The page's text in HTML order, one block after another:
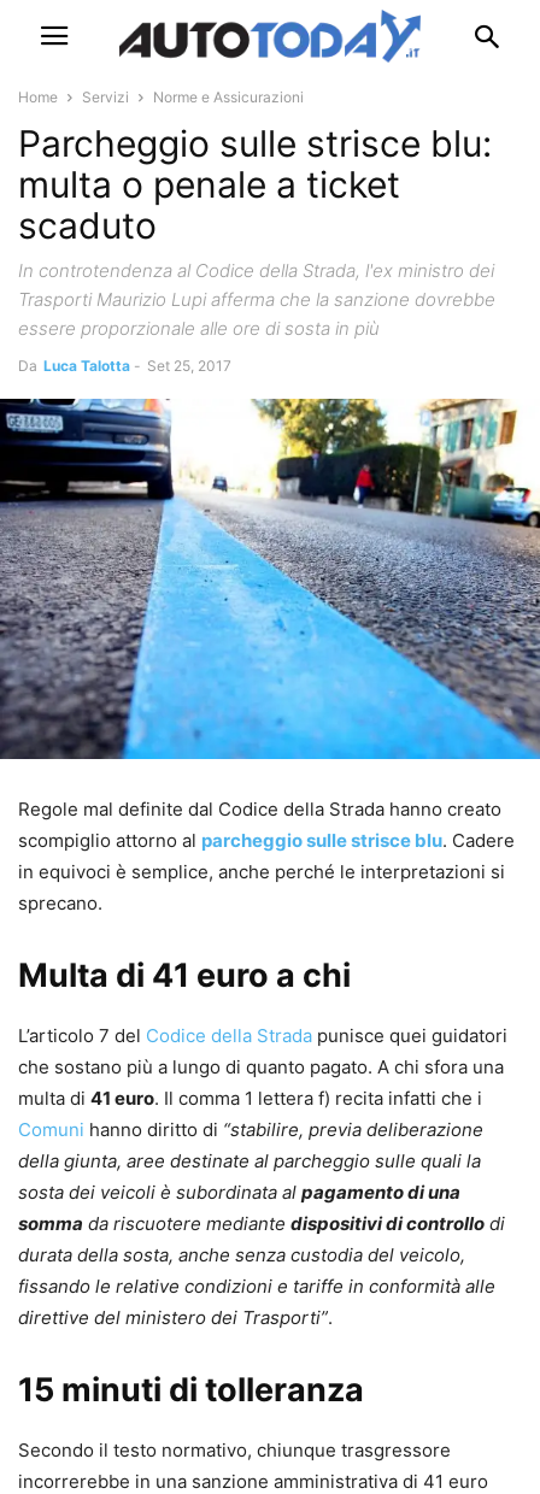
Home Servizi Norme e Assicurazioni
Parcheggio sulle strisce blu:
multa o penale a ticket
scaduto
In controtendenza al Codice della Strada, l'ex ministro dei
Trasporti Maurizio Lupi afferma che la sanzione dovrebbe
essere proporzionale alle ore di sosta in più
Da Luca Talotta - Set 25, 2017
Regole mal definite dal Codice della Strada hanno creato
scompiglio attorno al parcheggio sulle strisce blu. Cadere
in equivoci è semplice, anche perché le interpretazioni si
sprecano.
Multa di 41 euro a chi
L’articolo 7 del Codice della Strada punisce quei guidatori
che sostano più a lungo di quanto pagato. A chi sfora una
multa di 41 euro. Il comma 1 lettera f) recita infatti che i
Comuni hanno diritto di “stabilire, previa deliberazione
della giunta, aree destinate al parcheggio sulle quali la
sosta dei veicoli è subordinata al pagamento di una
somma da riscuotere mediante dispositivi di controllo di
durata della sosta, anche senza custodia del veicolo,
fissando le relative condizioni e tariffe in conformità alle
direttive del ministero dei Trasporti”.
15 minuti di tolleranza
Secondo il testo normativo, chiunque trasgressore
incorrerebbe in una sanzione amministrativa di 41 euro